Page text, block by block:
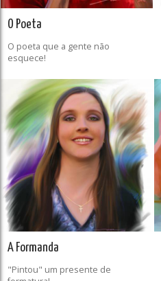
O Poeta
O poeta que a gente não
esquece!
A Formanda
"Pintou" um presente de